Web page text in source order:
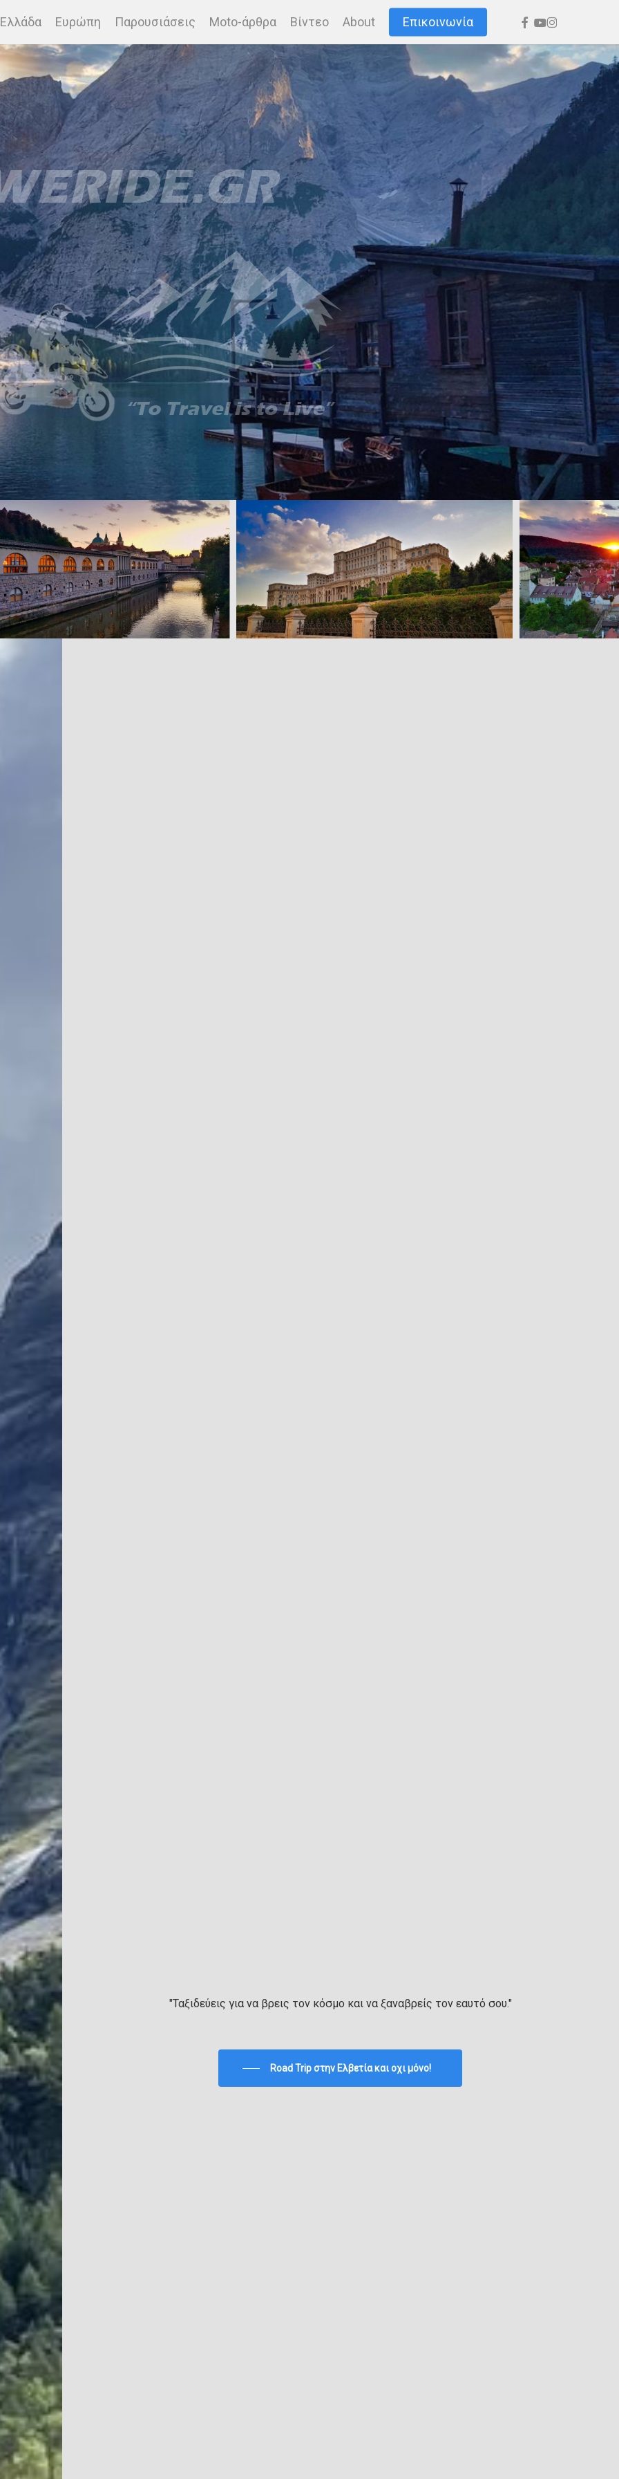
Ελλάδα Ευρώπη Παρουσιάσεις Moto-άρθρα Βίντεο About Επικοινωνία facebook
youtube
instagram
"Ταξιδεύεις για να βρεις τον κόσμο και να ξαναβρείς τον εαυτό σου."
Road Trip στην Ελβετία και οχι μόνο!